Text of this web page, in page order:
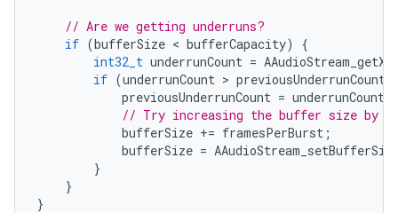
// Are we getting underruns?
if (bufferSize < bufferCapacity)
{
int32_t underrunCount =
if (underrunCount > previousUnderrunCount
previousUnderrunCount = underrunCount
// Try increasing the buffer size by
bufferSize += framesPerBurst ;
bufferSize =
}
}
}